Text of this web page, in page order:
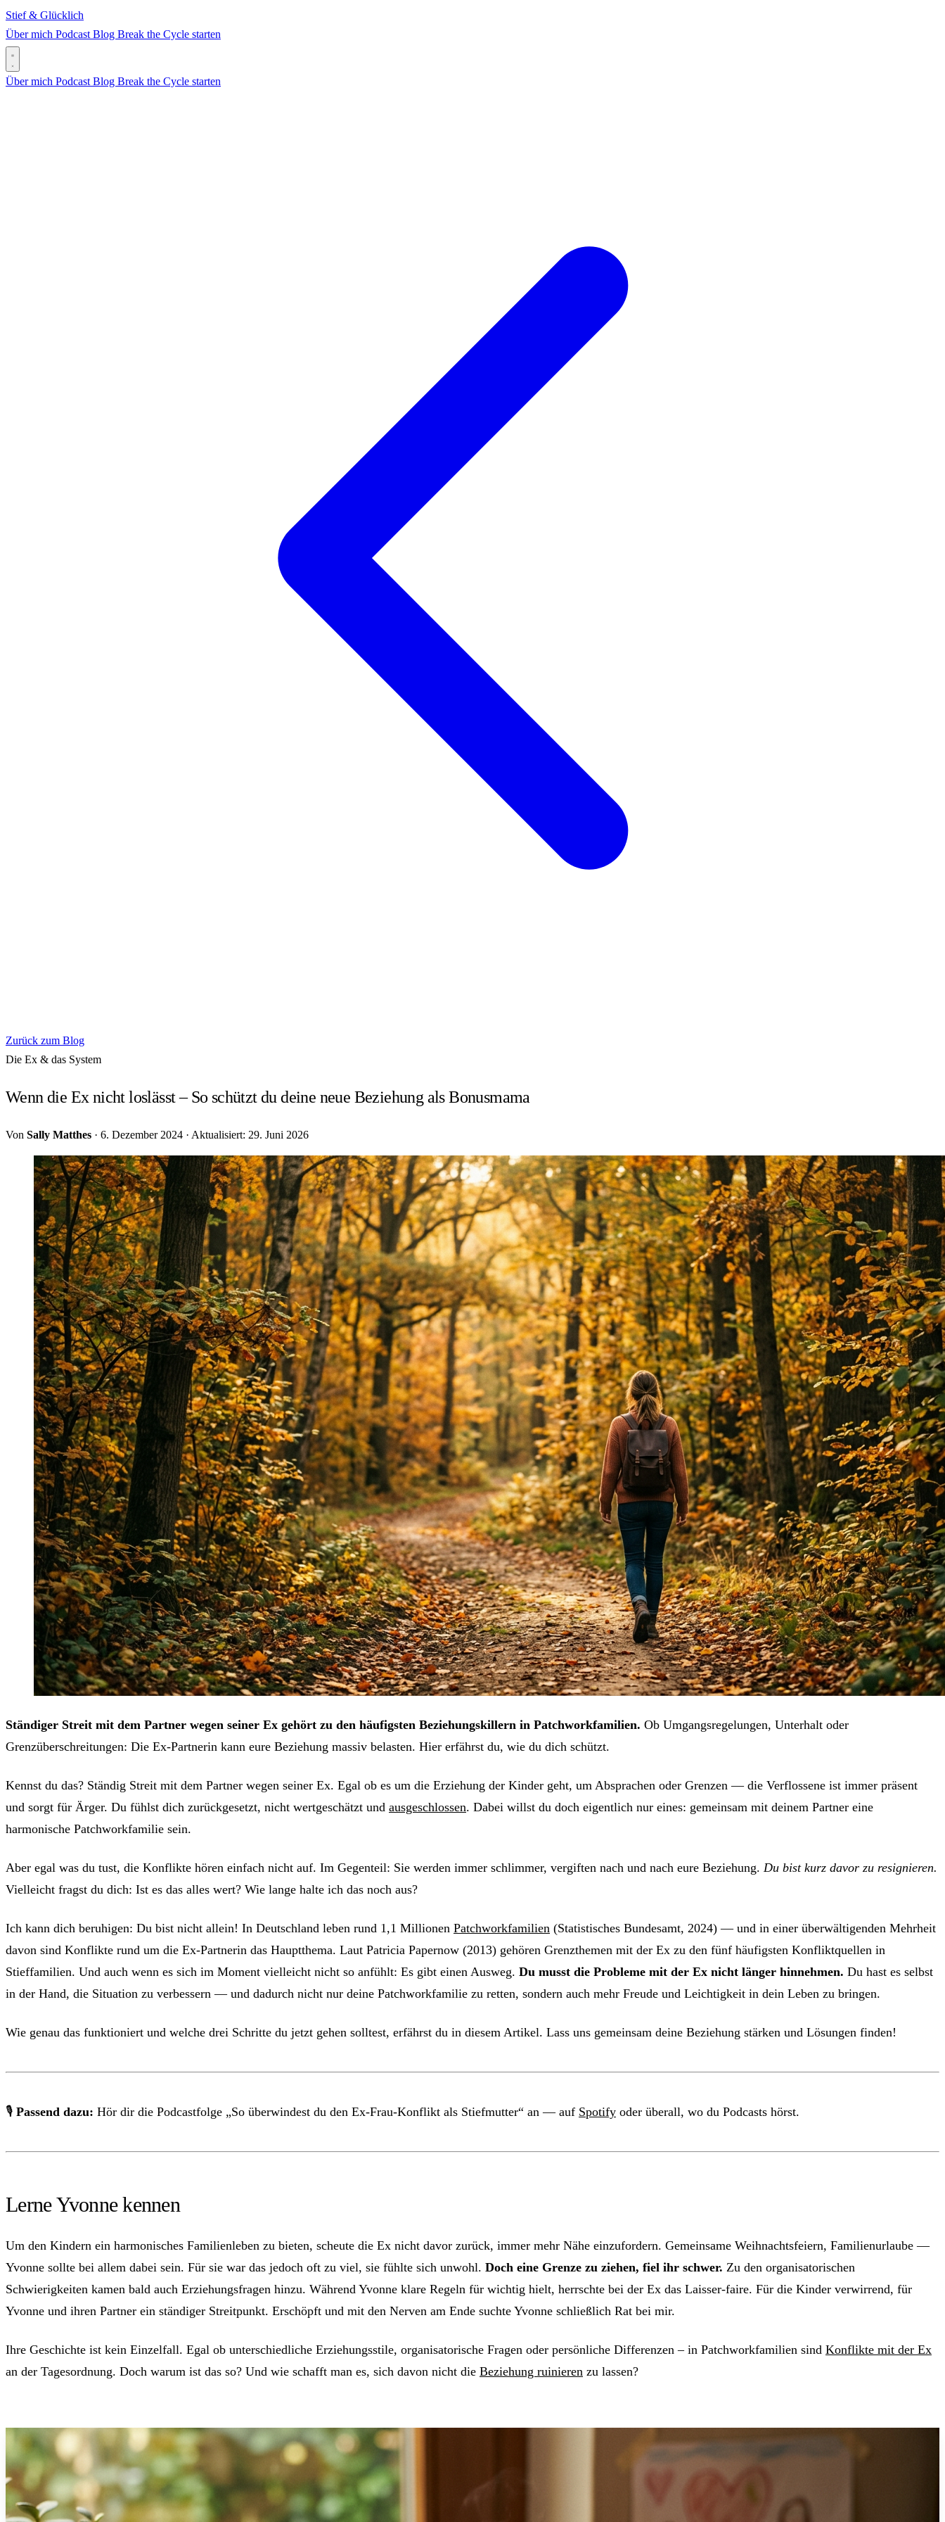
Stief & Glücklich
Über mich Podcast Blog Break the Cycle starten
Über mich Podcast Blog Break the Cycle starten
Zurück zum Blog
Die Ex & das System
Wenn die Ex nicht loslässt – So schützt du deine neue Beziehung als Bonusmama
Von Sally Matthes · 6. Dezember 2024 · Aktualisiert: 29. Juni 2026
Ständiger Streit mit dem Partner wegen seiner Ex gehört zu den häufigsten Beziehungskillern in Patchworkfamilien. Ob Umgangsregelungen, Unterhalt oder
Grenzüberschreitungen: Die Ex-Partnerin kann eure Beziehung massiv belasten. Hier erfährst du, wie du dich schützt.
Kennst du das? Ständig Streit mit dem Partner wegen seiner Ex. Egal ob es um die Erziehung der Kinder geht, um Absprachen oder Grenzen — die Verflossene ist immer präsent
und sorgt für Ärger. Du fühlst dich zurückgesetzt, nicht wertgeschätzt und ausgeschlossen. Dabei willst du doch eigentlich nur eines: gemeinsam mit deinem Partner eine
harmonische Patchworkfamilie sein.
Aber egal was du tust, die Konflikte hören einfach nicht auf. Im Gegenteil: Sie werden immer schlimmer, vergiften nach und nach eure Beziehung. Du bist kurz davor zu resignieren.
Vielleicht fragst du dich: Ist es das alles wert? Wie lange halte ich das noch aus?
Ich kann dich beruhigen: Du bist nicht allein! In Deutschland leben rund 1,1 Millionen Patchworkfamilien (Statistisches Bundesamt, 2024) — und in einer überwältigenden Mehrheit
davon sind Konflikte rund um die Ex-Partnerin das Hauptthema. Laut Patricia Papernow (2013) gehören Grenzthemen mit der Ex zu den fünf häufigsten Konfliktquellen in
Stieffamilien. Und auch wenn es sich im Moment vielleicht nicht so anfühlt: Es gibt einen Ausweg. Du musst die Probleme mit der Ex nicht länger hinnehmen. Du hast es selbst
in der Hand, die Situation zu verbessern — und dadurch nicht nur deine Patchworkfamilie zu retten, sondern auch mehr Freude und Leichtigkeit in dein Leben zu bringen.
Wie genau das funktioniert und welche drei Schritte du jetzt gehen solltest, erfährst du in diesem Artikel. Lass uns gemeinsam deine Beziehung stärken und Lösungen finden!
🎙 Passend dazu: Hör dir die Podcastfolge „So überwindest du den Ex-Frau-Konflikt als Stiefmutter“ an — auf Spotify oder überall, wo du Podcasts hörst.
Lerne Yvonne kennen
Um den Kindern ein harmonisches Familienleben zu bieten, scheute die Ex nicht davor zurück, immer mehr Nähe einzufordern. Gemeinsame Weihnachtsfeiern, Familienurlaube —
Yvonne sollte bei allem dabei sein. Für sie war das jedoch oft zu viel, sie fühlte sich unwohl. Doch eine Grenze zu ziehen, fiel ihr schwer. Zu den organisatorischen
Schwierigkeiten kamen bald auch Erziehungsfragen hinzu. Während Yvonne klare Regeln für wichtig hielt, herrschte bei der Ex das Laisser-faire. Für die Kinder verwirrend, für
Yvonne und ihren Partner ein ständiger Streitpunkt. Erschöpft und mit den Nerven am Ende suchte Yvonne schließlich Rat bei mir.
Ihre Geschichte ist kein Einzelfall. Egal ob unterschiedliche Erziehungsstile, organisatorische Fragen oder persönliche Differenzen – in Patchworkfamilien sind Konflikte mit der Ex
an der Tagesordnung. Doch warum ist das so? Und wie schafft man es, sich davon nicht die Beziehung ruinieren zu lassen?